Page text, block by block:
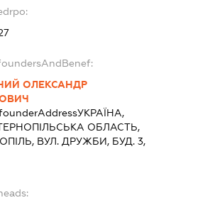
ОЛЕКСАНДР
УКРАЇНА,
ОБЛАСТЬ,
ВУЛ. ДРУЖБИ, БУД. 3,